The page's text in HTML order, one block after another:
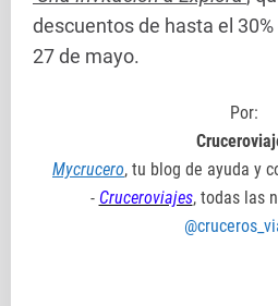
descuentos de hasta el
27 de mayo.
Por:
Mycrucero, tu blog de ayuda y
- Cruceroviajes, todas las